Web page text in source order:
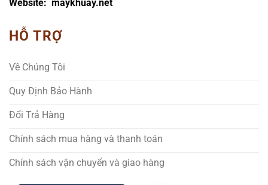
Website: maykhuay.net
HỖ TRỢ
Về Chúng Tôi
Quy Định Bảo Hành
Đổi Trả Hàng
Chính sách mua hàng và thanh toán
Chính sách vận chuyển và giao hàng